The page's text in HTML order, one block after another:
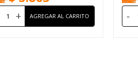
+ -